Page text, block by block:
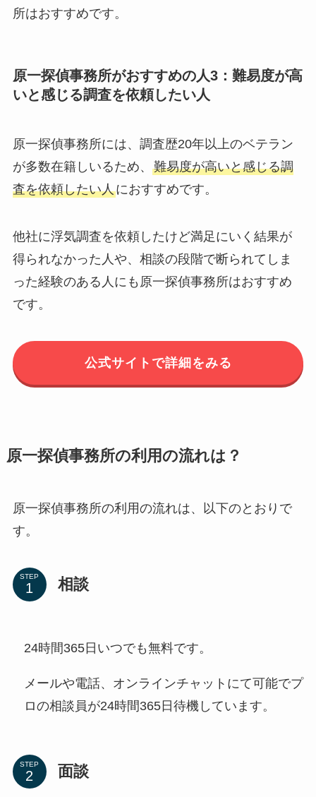
所はおすすめです。
原一探偵事務所がおすすめの人3：難易度が高
いと感じる調査を依頼したい人
原一探偵事務所には、調査歴20年以上のベテラン
が多数在籍しいるため、 難易度が高いと感じる調
査を依頼したい人におすすめです。
他社に浮気調査を依頼したけど満足にいく結果が
得られなかった人や、相談の段階で断られてしま
った経験のある人にも原一探偵事務所はおすすめ
です。
公式サイトで詳細をみる
原一探偵事務所の利用の流れは？
原一探偵事務所の利用の流れは、以下のとおりで
す。
STEP 相談
24時間365日いつでも無料です。
メールや電話、オンラインチャットにて可能でプ
ロの相談員が24時間365日待機しています。
STEP 面談